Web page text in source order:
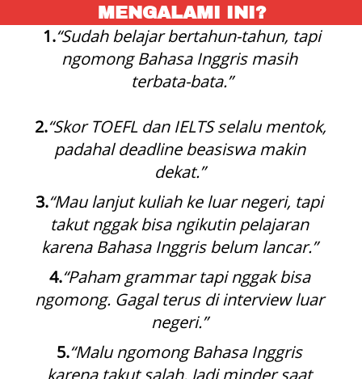
MENGALAMI INI?
1.“Sudah belajar bertahun-tahun, tapi
ngomong Bahasa Inggris masih
terbata-bata.”
2.“Skor TOEFL dan IELTS selalu mentok,
padahal deadline beasiswa makin
dekat.”
3.“Mau lanjut kuliah ke luar negeri, tapi
takut nggak bisa ngikutin pelajaran
karena Bahasa Inggris belum lancar.”
4.“Paham grammar tapi nggak bisa
ngomong. Gagal terus di interview luar
negeri.”
5.“Malu ngomong Bahasa Inggris
karena takut salah. Jadi minder saat